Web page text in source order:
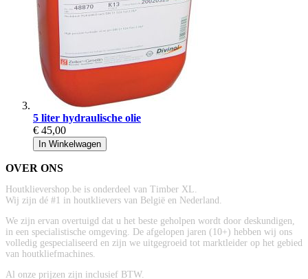
5 liter hydraulische olie
€ 45,00
In Winkelwagen
OVER ONS
Houtklievershop.be is onderdeel van Timber XL.
Wij zijn dé #1 in houtklievers van België en Nederland.
We zijn ervan overtuigd dat u het beste geholpen wordt door deskundigen,
in een specialistische omgeving. De afgelopen jaren (10+) hebben wij ons
volledig gespecialiseerd en zijn we uitgegroeid tot marktleider op het gebied
van houtkliefmachines.
Al onze prijzen zijn inclusief BTW.